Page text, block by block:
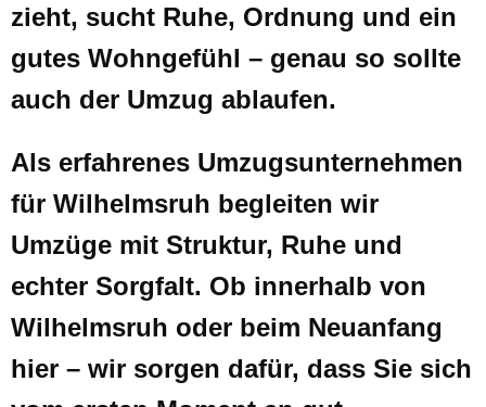
zieht, sucht Ruhe, Ordnung und ein
gutes Wohngefühl – genau so sollte
auch der Umzug ablaufen.
Als erfahrenes Umzugsunternehmen
für Wilhelmsruh begleiten wir
Umzüge mit Struktur, Ruhe und
echter Sorgfalt. Ob innerhalb von
Wilhelmsruh oder beim Neuanfang
hier – wir sorgen dafür, dass Sie sich